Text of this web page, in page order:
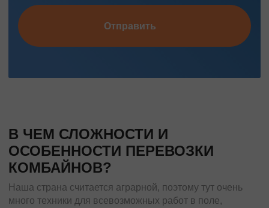
Отправить
В ЧЕМ СЛОЖНОСТИ И
ОСОБЕННОСТИ ПЕРЕВОЗКИ
КОМБАЙНОВ?
Наша страна считается аграрной, поэтому тут очень
много техники для всевозможных работ в поле,